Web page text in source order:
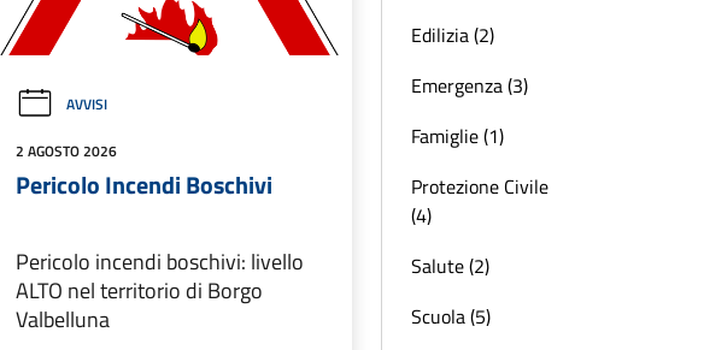
AVVISI
2 AGOSTO 2026
Pericolo Incendi Boschivi
Pericolo incendi boschivi: livello
ALTO nel territorio di Borgo
Valbelluna
Edilizia (2)
Emergenza (3)
Famiglie (1)
Protezione Civile
(4)
Salute (2)
Scuola (5)